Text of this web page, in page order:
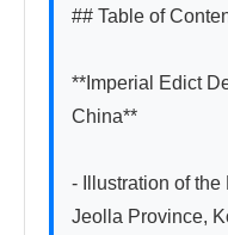
## Table of
**Imperial Edict
China**
- Illustration of
Jeolla Province,